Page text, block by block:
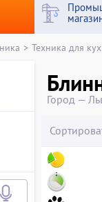
> Техника для
Город —